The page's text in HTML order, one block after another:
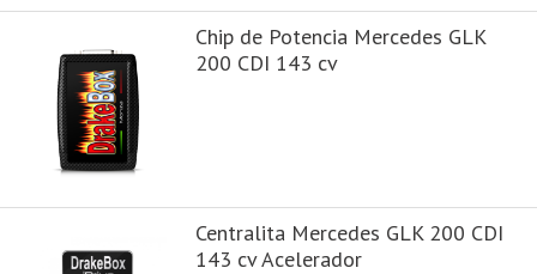
Chip de Potencia Mercedes GLK
200 CDI 143 cv
Centralita Mercedes GLK 200 CDI
143 cv Acelerador